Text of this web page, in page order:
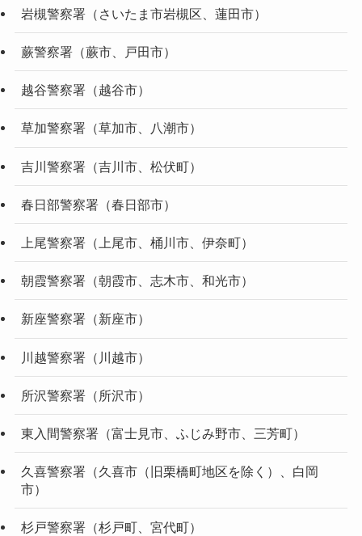
岩槻警察署（さいたま市岩槻区、蓮田市）
蕨警察署（蕨市、戸田市）
越谷警察署（越谷市）
草加警察署（草加市、八潮市）
吉川警察署（吉川市、松伏町）
春日部警察署（春日部市）
上尾警察署（上尾市、桶川市、伊奈町）
朝霞警察署（朝霞市、志木市、和光市）
新座警察署（新座市）
川越警察署（川越市）
所沢警察署（所沢市）
東入間警察署（富士見市、ふじみ野市、三芳町）
久喜警察署（久喜市（旧栗橋町地区を除く）、白岡
市）
杉戸警察署（杉戸町、宮代町）